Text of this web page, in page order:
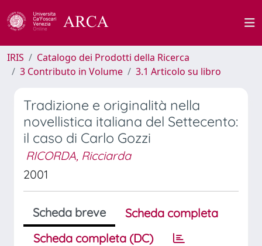
IRIS
Catalogo dei Prodotti della Ricerca
3 Contributo in Volume
3.1 Articolo su libro
Tradizione e originalità nella
novellistica italiana del Settecento:
il caso di Carlo Gozzi
RICORDA, Ricciarda
2001
Scheda breve
Scheda completa
Scheda completa (DC)